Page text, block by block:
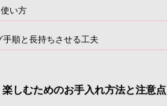
い方
順と長持ちさせる工夫
しむためのお手入れ方法と注意点